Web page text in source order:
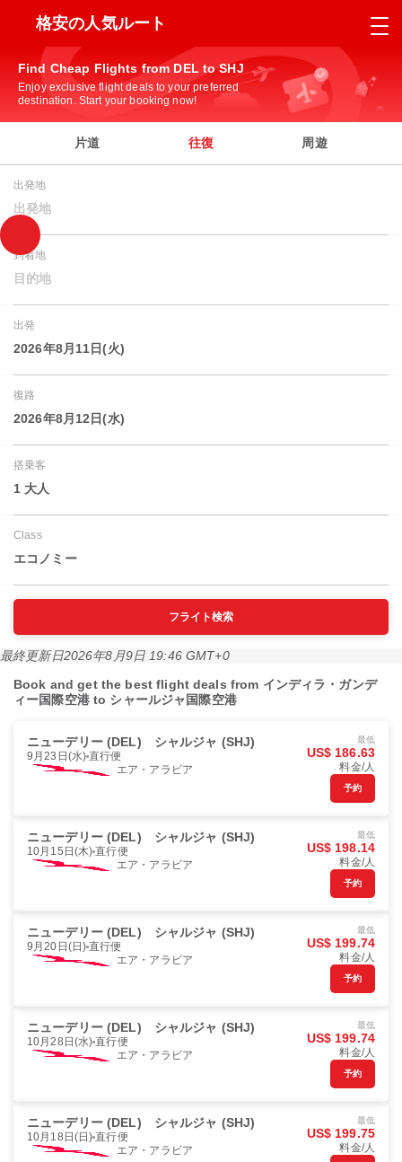
格安の人気ルート
Find Cheap Flights from DEL to SHJ
Enjoy exclusive flight deals to your preferred
destination. Start your booking now!
片道 往復 周遊
出発地
出発地
到着地
目的地
出発
2026年8月11日(火)
復路
2026年8月12日(水)
搭乗客
1 大人
Class
エコノミー
フライト検索
最終更新日2026年8月9日 19:46 GMT+0
Book and get the best flight deals from インディラ・ガンデ
ィー国際空港 to シャールジャ国際空港
ニューデリー (DEL) シャルジャ (SHJ)
9月23日(水) 直行便
エア・アラビア
最低
US$ 186.63
料金/人
予約
ニューデリー (DEL) シャルジャ (SHJ)
10月15日(木) 直行便
エア・アラビア
最低
US$ 198.14
料金/人
予約
ニューデリー (DEL) シャルジャ (SHJ)
9月20日(日) 直行便
エア・アラビア
最低
US$ 199.74
料金/人
予約
ニューデリー (DEL) シャルジャ (SHJ)
10月28日(水) 直行便
エア・アラビア
最低
US$ 199.74
料金/人
予約
ニューデリー (DEL) シャルジャ (SHJ)
10月18日(日) 直行便
エア・アラビア
最低
US$ 199.75
料金/人